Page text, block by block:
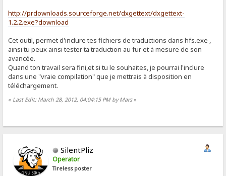
http://prdownloads.sourceforge.net/dxgettext/dxgettext-
1.2.2.exe?download
Cet outil, permet d'inclure tes fichiers de traductions dans hfs.exe ,
ainsi tu peux ainsi tester ta traduction au fur et à mesure de son
avancée.
Quand ton travail sera fini,et si tu le souhaites, je pourrai l'inclure
dans une "vraie compilation" que je mettrais à disposition en
téléchargement.
« Last Edit: March 28, 2012, 04:04:15 PM by Mars»
SilentPliz
Operator
Tireless poster